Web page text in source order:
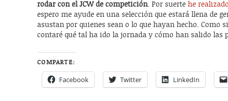
rodar con el JCW de competición. Por suerte he
espero me ayude en una selección que estará llena de
asustan por quienes sean o lo que hayan hecho. Como
contaré qué tal ha ido la jornada y cómo han salido las
COMPARTE:
Facebook Twitter LinkedIn